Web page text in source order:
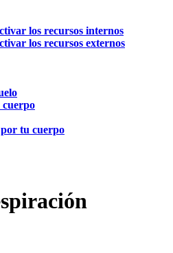
los recursos internos
los recursos externos
cuerpo
tu cuerpo